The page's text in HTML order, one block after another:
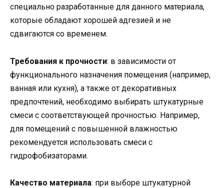
специально разработанные для данного материала,
которые обладают хорошей адгезией и не
сдвигаются со временем.
Требования к прочности: в зависимости от
функционального назначения помещения (например,
ванная или кухня), а также от декоративных
предпочтений, необходимо выбирать штукатурные
смеси с соответствующей прочностью. Например,
для помещений с повышенной влажностью
рекомендуется использовать смеси с
гидрофобизаторами.
Качество материала: при выборе штукатурной